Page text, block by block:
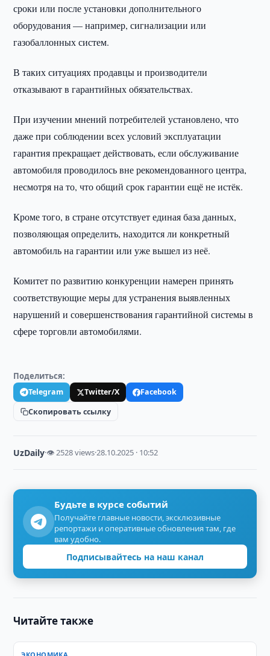
сроки или после установки дополнительного
оборудования — например, сигнализации или
газобаллонных систем.
В таких ситуациях продавцы и производители
отказывают в гарантийных обязательствах.
При изучении мнений потребителей установлено, что
даже при соблюдении всех условий эксплуатации
гарантия прекращает действовать, если обслуживание
автомобиля проводилось вне рекомендованного центра,
несмотря на то, что общий срок гарантии ещё не истёк.
Кроме того, в стране отсутствует единая база данных,
позволяющая определить, находится ли конкретный
автомобиль на гарантии или уже вышел из неё.
Комитет по развитию конкуренции намерен принять
соответствующие меры для устранения выявленных
нарушений и совершенствования гарантийной системы в
сфере торговли автомобилями.
Поделиться:
Telegram Twitter/X
Facebook
Скопировать ссылку
UzDaily·👁 2528 views·28.10.2025 · 10:52
Будьте в курсе событий
Получайте главные новости, эксклюзивные
репортажи и оперативные обновления там, где
вам удобно.
Подписывайтесь на наш канал
Читайте также